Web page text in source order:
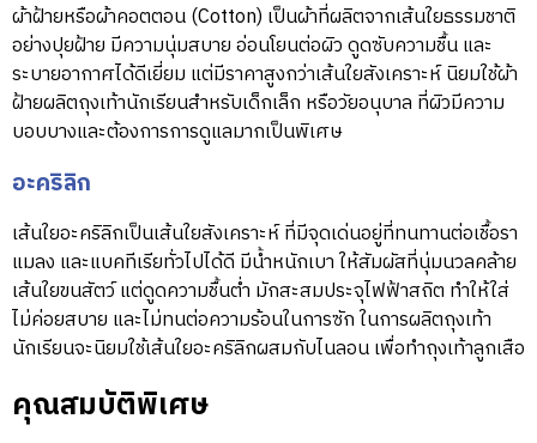
ผ้าฝ้ายหรือผ้าคอตตอน (Cotton) เป็นผ้าที่ผลิตจากเส้นใยธรรมชาติ
อย่างปุยฝ้าย มีความนุ่มสบาย อ่อนโยนต่อผิว ดูดซับความชื้น และ
ระบายอากาศได้ดีเยี่ยม แต่มีราคาสูงกว่าเส้นใยสังเคราะห์ นิยมใช้ผ้า
ฝ้ายผลิตถุงเท้านักเรียนสำหรับเด็กเล็ก หรือวัยอนุบาล ที่ผิวมีความ
บอบบางและต้องการการดูแลมากเป็นพิเศษ
อะคริลิก
เส้นใยอะคริลิกเป็นเส้นใยสังเคราะห์ ที่มีจุดเด่นอยู่ที่ทนทานต่อเชื้อรา
แมลง และแบคทีเรียทั่วไปได้ดี มีน้ำหนักเบา ให้สัมผัสที่นุ่มนวลคล้าย
เส้นใยขนสัตว์ แต่ดูดความชื้นต่ำ มักสะสมประจุไฟฟ้าสถิต ทำให้ใส่
ไม่ค่อยสบาย และไม่ทนต่อความร้อนในการซัก ในการผลิตถุงเท้า
นักเรียนจะนิยมใช้เส้นใยอะคริลิกผสมกับไนลอน เพื่อทำถุงเท้าลูกเสือ
คุณสมบัติพิเศษ